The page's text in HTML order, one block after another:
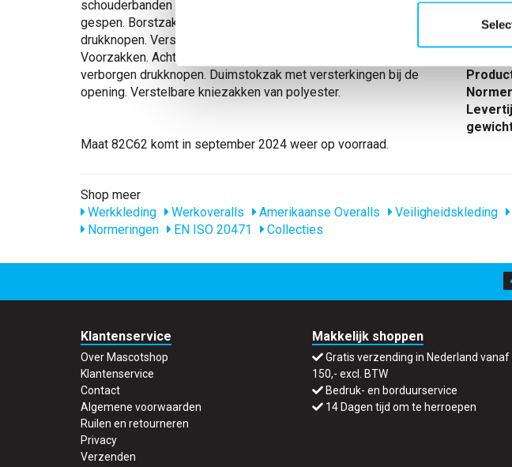
schouderbanden met korte sterke elastieken en kunststof
gespen. Borstzak met penhouder en klep met verborgen
drukknopen. Verstelbare tailleband. Gulp met rits. D-ring.
Voorzakken. Achterzakken met klep. Dijbeenzak met klep en
verborgen drukknopen. Duimstokzak met versterkingen bij de
opening. Verstelbare kniezakken van polyester.
Maat 82C62 komt in september 2024 weer op voorraad.
Shop meer
Werkkleding
Werkoveralls Amerikaanse Overalls Veiligheidskleding
Normeringen
EN ISO 20471 Collecties
Klantenservice
Over Mascotshop
Klantenservice
Contact
Algemene voorwaarden
Ruilen en retourneren
Privacy
Verzenden
Makkelijk shoppen
Gratis verzending in Nederland vanaf
150,- excl. BTW
Bedruk- en borduurservice
14 Dagen tijd om te herroepen